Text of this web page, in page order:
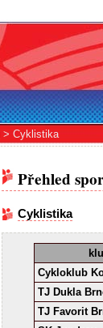
> Cyklistika
Přehled
Cyklistika
Cykloklub
TJ Dukla
TJ Favorit